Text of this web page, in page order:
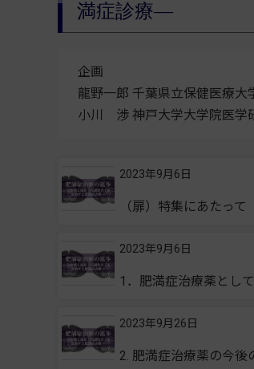
満症診療―
企画
龍野一郎 千葉県立保健医療大
小川 渉 神戸大学大学院医学
（扉）特集にあたって
2023年9月6日
1．肥満症治療薬とし
2023年9月6日
2. 肥満症治療薬の今後
2023年9月26日